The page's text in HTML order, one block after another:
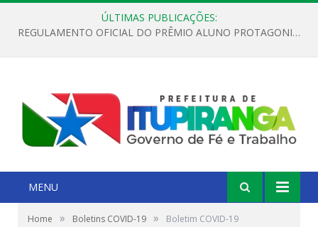
ÚLTIMAS PUBLICAÇÕES:
REGULAMENTO OFICIAL DO PRÊMIO ALUNO PROTAGONISTA – EDIÇÃO 2026
MENU
Home » Boletins COVID-19 »
Boletim COVID-19